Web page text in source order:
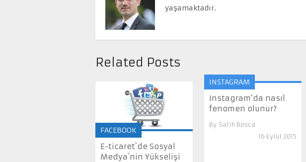
yaşamaktadır.
Related Posts
FACEBOOK
E-ticaret`de Sosyal
Medya`nin Yükselişi
INSTAGRAM
Instagram’da nasıl
fenomen olunur?
By Salih Bosca
16 Eylül 2015